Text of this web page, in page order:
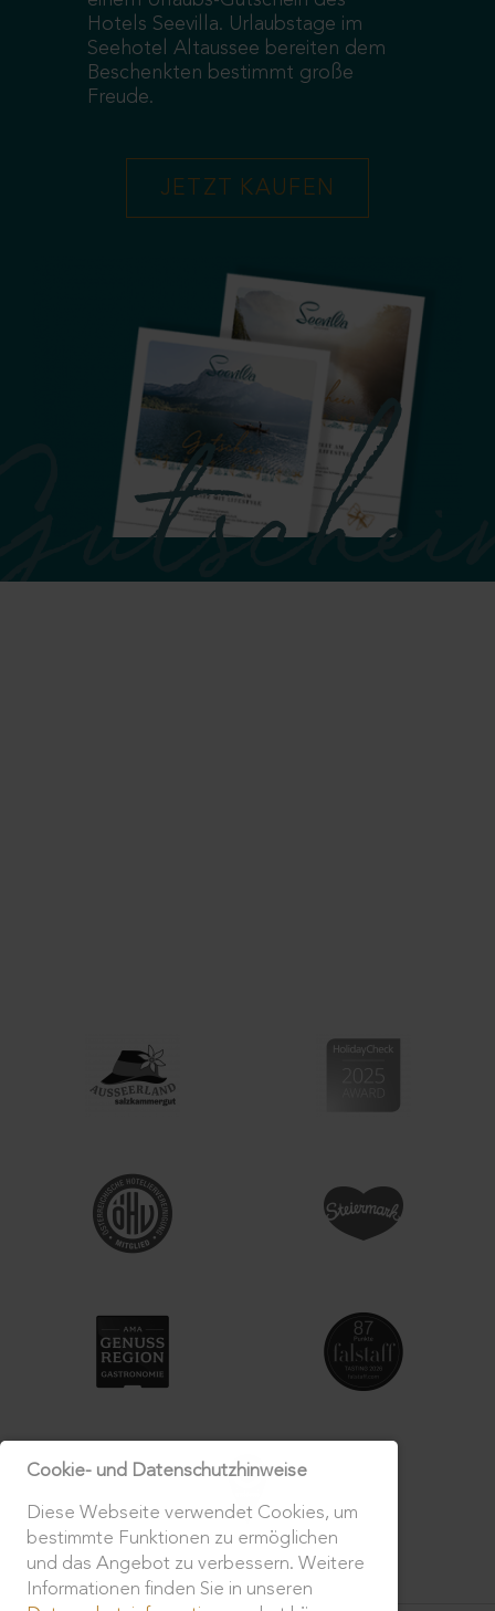
Hotels Seevilla. Urlaubstage im
Seehotel Altaussee bereiten dem
Beschenkten bestimmt große
Freude.
JETZT KAUFEN
Cookie- und Datenschutzhinweise
Diese Webseite verwendet Cookies, um
bestimmte Funktionen zu ermöglichen
und das Angebot zu verbessern. Weitere
Informationen finden Sie in unseren